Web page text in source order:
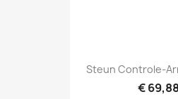
Steun Controle-
€